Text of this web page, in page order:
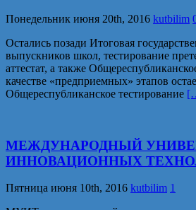
Понедельник июня 20th, 2016 kutbilim
Остались позади Итоговая
выпускников школ, тестирование
аттестат, а также
качестве «предприемных» этапов
Общереспубликанское тестирование
МЕЖДУНАРОДНЫЙ
ИННОВАЦИОННЫХ
Пятница июня 10th, 2016 kutbilim 1